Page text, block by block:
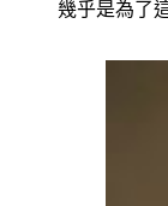
幾乎是為了